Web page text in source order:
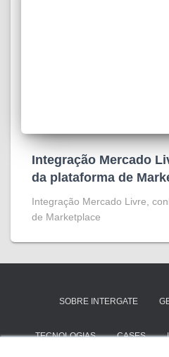
Integração Mercado
da plataforma de
Integração Mercado Livre,
de Marketplace
SOBRE INTERGATE
TECNOLOGIAS CASES